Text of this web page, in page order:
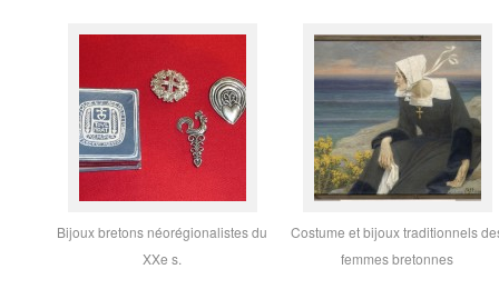
Bijoux bretons néorégionalistes du
XXe s.
Costume et bijoux traditionnels
femmes bretonnes